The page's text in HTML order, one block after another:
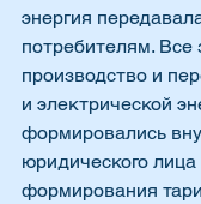
энергия
потребителям. Все
производство и
и электрической
формировались
юридического
формирования